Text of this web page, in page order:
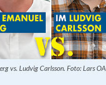
vs. Ludvig Carlsson. Foto: Lars OA